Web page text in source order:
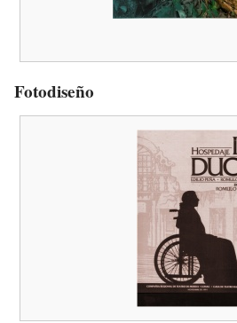
Fotodiseño